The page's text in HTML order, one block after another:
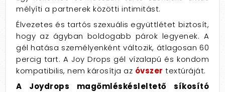
mélyíti a partnerek közötti intimitást.
Élvezetes és tartós szexuális együttlétet biztosít,
hogy az ágyban boldogabb párok legyenek. A
gél hatása személyenként változik, átlagosan 60
percig tart. A Joy Drops gél vízalapú és kondom
kompatibilis, nem károsítja az óvszer textúráját.
A Joydrops magömléskésleltető síkosító